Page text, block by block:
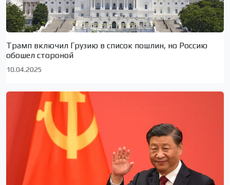
Трамп включил Грузию в список пошлин, но Россию
обошел стороной
10.04.2025